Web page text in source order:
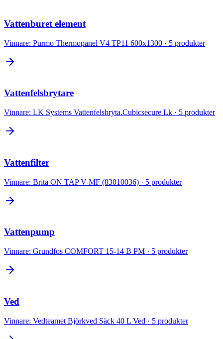
Vattenburet element
Vinnare: Purmo Thermopanel V4 TP11 600x1300 · 5 produkter
Vattenfelsbrytare
Vinnare: LK Systems Vattenfelsbryta.Cubicsecure Lk · 5 produkter
Vattenfilter
Vinnare: Brita ON TAP V-MF (83010036) · 5 produkter
Vattenpump
Vinnare: Grundfos COMFORT 15-14 B PM · 5 produkter
Ved
Vinnare: Vedteamet Björkved Säck 40 L Ved · 5 produkter